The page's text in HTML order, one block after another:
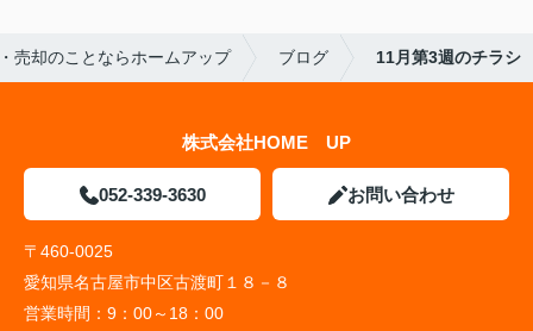
売却のことならホームアップ ブログ 11月第3週のチラシ
株式会社HOME UP
052-339-3630 お問い合わせ
〒460-0025
愛知県名古屋市中区古渡町１８－８
営業時間： 9：00～18：00